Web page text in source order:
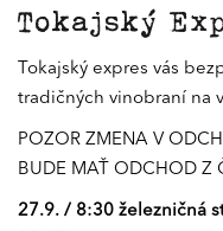
Tokajský
Tokajský expres vás
tradičných vinobraní na
POZOR ZMENA V
BUDE MAŤ ODCHOD Z
27.9. / 8:30 železničná